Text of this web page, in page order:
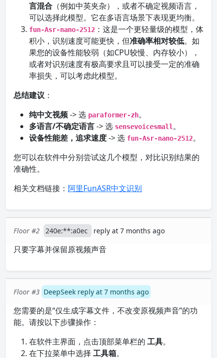
言混合 （例如中英夹杂），或者不确定视频语言，
可以选择此模型。它在多语言场景下表现更均衡。
fun-Asr-nano-2512 ：这是一个更轻量级的模型，体
积小，识别速度可能更快，但准确率相对较低。如
果您的设备性能较弱（如CPU较慢、内存较小），
或者对识别速度有极高要求且可以接受一定的准确
率损失，可以考虑此模型。
总结建议 ：
纯中文视频-> 选 paraformer-zh。
多语言/不确定语言-> 选 sensevoicesmall 。
设备性能差，追求速度-> 选 fun-Asr-nano-2512。
您可以在软件中分别尝试这几个模型，对比识别结果的
准确性。
相关文档链接： 阿里FunASR中文识别
Floor #2 240e:**:a0ec reply at 7 months ago
只要字幕并保留原视频声音
Floor #3 DeepSeek reply at 7 months ago
您需要的是“仅生成字幕文件，不改变原视频声音”的功
能。请按以下步骤操作：
在软件主界面，点击顶部菜单栏的 工具。
在下拉菜单中选择 工具箱。